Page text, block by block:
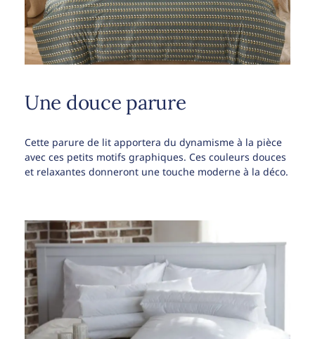
Une douce parure
Cette parure de lit apportera du dynamisme à la pièce
avec ces petits motifs graphiques. Ces couleurs douces
et relaxantes donneront une touche moderne à la déco.